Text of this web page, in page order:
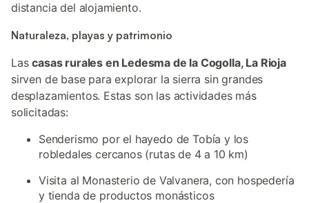
distancia del alojamiento.
Naturaleza, playas y patrimonio
Lascasas rurales en Ledesma de la Cogolla, La Rioja
sirven de base para explorar la sierra sin grandes
desplazamientos. Estas son las actividades más
solicitadas:
Senderismo por el hayedo de Tobía y los
robledales cercanos (rutas de 4 a 10 km)
Visita al Monasterio de Valvanera, con hospedería
y tienda de productos monásticos